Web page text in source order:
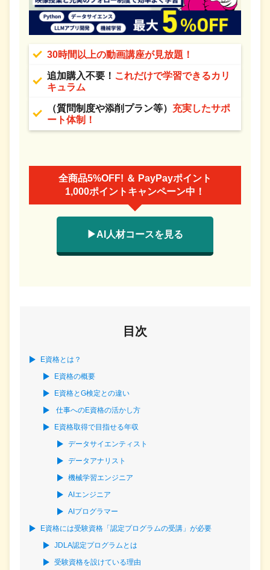
30時間以上の動画講座が見放題！
追加購入不要！ これだけで学習できるカリ
キュラム
（質問制度や添削プラン等） 充実したサポ
ート体制！
全商品5%OFF! ＆ PayPayポイント
1,000ポイントキャンペーン中！
▶AI人材コースを見る
目次
E資格とは？
E資格の概要
E資格とG検定との違い
仕事へのE資格の活かし方
E資格取得で目指せる年収
データサイエンティスト
データアナリスト
機械学習エンジニア
AIエンジニア
AIプログラマー
E資格には受験資格「認定プログラムの受講」が必要
JDLA認定プログラムとは
受験資格を設けている理由